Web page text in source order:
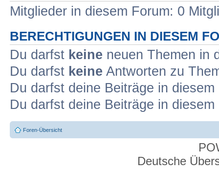
Mitglieder in diesem Forum: 0
BERECHTIGUNGEN IN DIESEM
Du darfst keine neuen Themen in
Du darfst keine Antworten zu
Du darfst deine Beiträge in
Du darfst deine Beiträge in
Foren-Übersicht
Deutsche